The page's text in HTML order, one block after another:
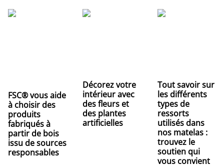
FSC® vous aide
à choisir des
produits
fabriqués à
partir de bois
issu de sources
responsables
Décorez votre
intérieur avec
des fleurs et
des plantes
artificielles
Tout savoir sur
les différents
types de
ressorts
utilisés dans
nos matelas :
trouvez le
soutien qui
vous convient